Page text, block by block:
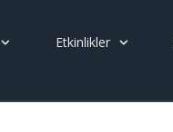
Etkinlikler